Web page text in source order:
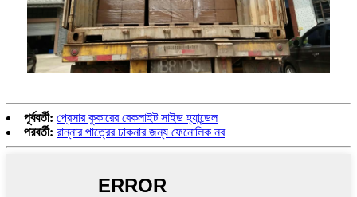
পূর্ববর্তী: প্রেসার কুকারের বেকলাইট সাইড হ্যান্ডেল
পরবর্তী: রান্নার পাত্রের ঢাকনার জন্য ফেনোলিক নব